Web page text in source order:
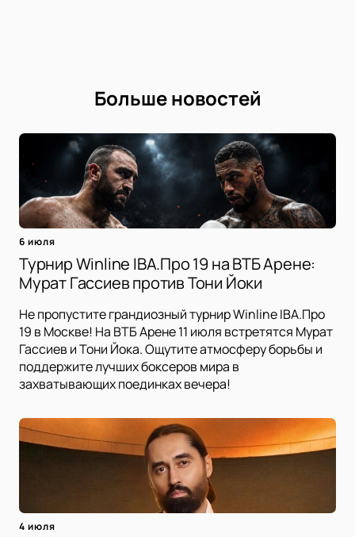
Больше новостей
6 июля
Турнир Winline IBA.Про 19 на ВТБ Арене:
Мурат Гассиев против Тони Йоки
Не пропустите грандиозный турнир Winline IBA.Про
19 в Москве! На ВТБ Арене 11 июля встретятся Мурат
Гассиев и Тони Йока. Ощутите атмосферу борьбы и
поддержите лучших боксеров мира в
захватывающих поединках вечера!
4 июля